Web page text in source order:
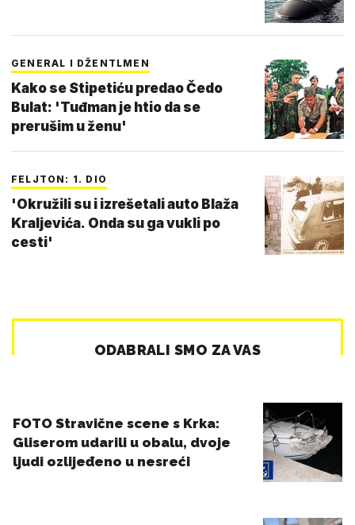
GENERAL I DŽENTLMEN
Kako se Stipetiću predao Čedo
Bulat: 'Tuđman je htio da se
prerušim u ženu'
FELJTON: 1. DIO
'Okružili su i izrešetali auto Blaža
Kraljevića. Onda su ga vukli po
cesti'